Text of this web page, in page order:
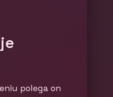
polega on